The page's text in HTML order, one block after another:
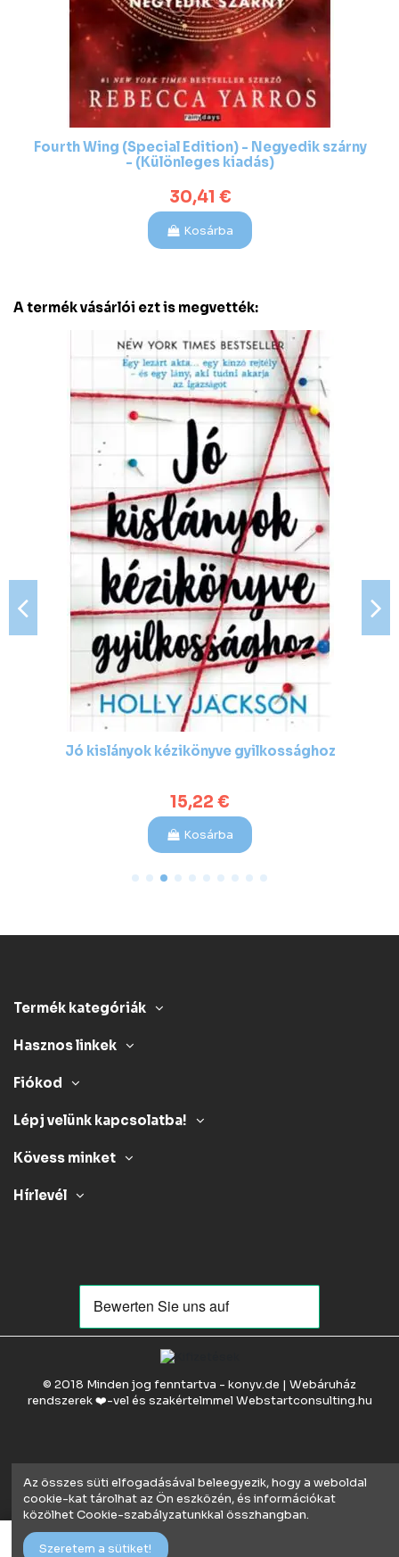
Fourth Wing (Special Edition) - Negyedik szárny
- (Különleges kiadás)
30,41 €
Kosárba
A termék vásárlói ezt is megvették:
Jó kislányok kézikönyve gyilkossághoz
15,22 €
Kosárba
Termék kategóriák
Hasznos linkek
Fiókod
Lépj velünk kapcsolatba!
Kövess minket
Hírlevél
© 2018 Minden jog fenntartva - konyv.de | Webáruház
rendszerek ❤️-vel és szakértelmmel Webstartconsulting.hu
Az összes süti elfogadásával beleegyezik, hogy a weboldal
cookie-kat tárolhat az Ön eszközén, és információkat
közölhet Cookie-szabályzatunkkal összhangban.
Szeretem a sütiket!